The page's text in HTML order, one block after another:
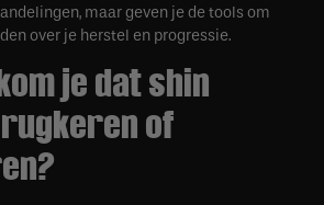
maar geven je de tools om
over je herstel en progressie.
je dat shin
of